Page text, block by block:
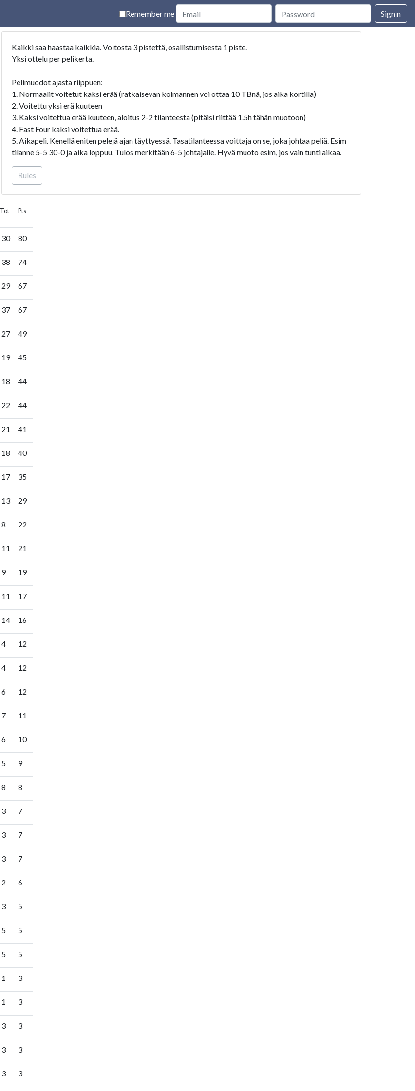
Remember me Signin
Kaikki saa haastaa kaikkia. Voitosta 3 pistettä, osallistumisesta 1 piste.
Yksi ottelu per pelikerta.
Pelimuodot ajasta riippuen:
1. Normaalit voitetut kaksi erää (ratkaisevan kolmannen voi ottaa 10 TBnä, jos aika kortilla)
2. Voitettu yksi erä kuuteen
3. Kaksi voitettua erää kuuteen, aloitus 2-2 tilanteesta (pitäisi riittää 1.5h tähän muotoon)
4. Fast Four kaksi voitettua erää.
5. Aikapeli. Kenellä eniten pelejä ajan täyttyessä. Tasatilanteessa voittaja on se, joka johtaa peliä. Esim
tilanne 5-5 30-0 ja aika loppuu. Tulos merkitään 6-5 johtajalle. Hyvä muoto esim, jos vain tunti aikaa.
Hyviä pelejä
8 parasta kauden päätteeksi finaalipäivän kamppailuun kaaviolla 1 vs 8 , 2 vs 7 etc.
Rules
Tot Pts
30 80
38 74
29 67
37 67
27 49
19 45
18 44
22 44
21 41
18 40
17 35
13 29
8 22
11 21
9 19
11 17
14 16
4 12
4 12
6 12
7 11
6 10
5 9
8 8
3 7
3 7
3 7
2 6
3 5
5 5
5 5
1 3
1 3
3 3
3 3
3 3